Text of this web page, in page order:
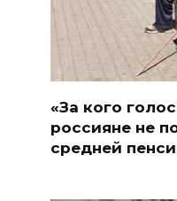
«За кого
россияне не
средней